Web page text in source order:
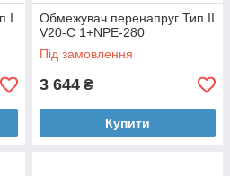
I
Обмежувач перенапруг Тип II
V20-C 1+NPE-280
Під замовлення
3 644 ₴
Купити